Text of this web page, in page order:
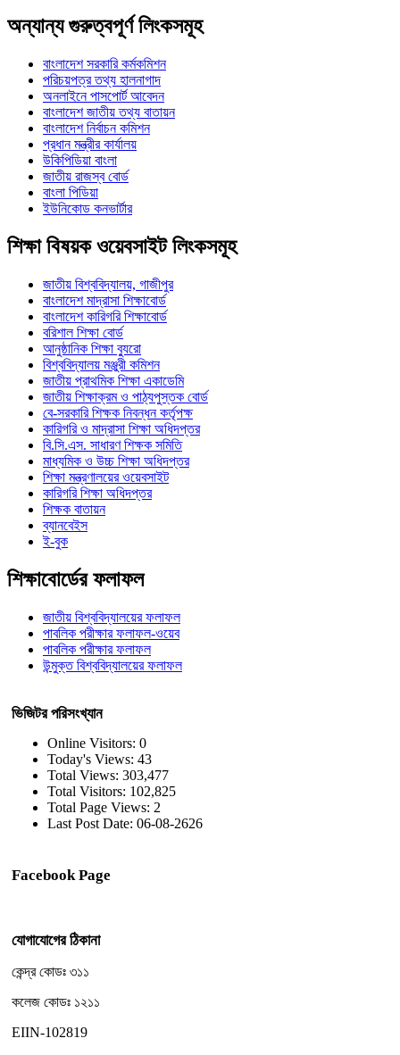
অন্যান্য গুরুত্বপূর্ণ লিংকসমূহ
বাংলাদেশ সরকারি কর্মকমিশন
পরিচয়পত্র তথ্য হালনাগাদ
অনলাইনে পাসপোর্ট আবেদন
বাংলাদেশ জাতীয় তথ্য বাতায়ন
বাংলাদেশ নির্বাচন কমিশন
প্রধান মন্ত্রীর কার্যালয়
উকিপিডিয়া বাংলা
জাতীয় রাজস্ব বোর্ড
বাংলা পিডিয়া
ইউনিকোড কনভার্টার
শিক্ষা বিষয়ক ওয়েবসাইট লিংকসমূহ
জাতীয় বিশ্ববিদ্যালয়, গাজীপুর
বাংলাদেশ মাদ্রাসা শিক্ষাবোর্ড
বাংলাদেশ কারিগরি শিক্ষাবোর্ড
বরিশাল শিক্ষা বোর্ড
আনুষ্ঠানিক শিক্ষা ব্যুরো
বিশ্ববিদ্যালয় মঞ্জুরী কমিশন
জাতীয় প্রাথমিক শিক্ষা একাডেমি
জাতীয় শিক্ষাক্রম ও পাঠ্যপুস্তক বোর্ড
বে-সরকারি শিক্ষক নিবন্ধন কর্তৃপক্ষ
কারিগরি ও মাদ্রাসা শিক্ষা অধিদপ্তর
বি.সি.এস. সাধারণ শিক্ষক সমিতি
মাধ্যমিক ও উচ্চ শিক্ষা অধিদপ্তর
শিক্ষা মন্ত্রণালয়ের ওয়েবসাইট
কারিগরি শিক্ষা অধিদপ্তর
শিক্ষক বাতায়ন
ব্যানবেইস
ই-বুক
শিক্ষাবোর্ডের ফলাফল
জাতীয় বিশ্ববিদ্যালয়ের ফলাফল
পাবলিক পরীক্ষার ফলাফল-ওয়েব
পাবলিক পরীক্ষার ফলাফল
উন্মুক্ত বিশ্ববিদ্যালয়ের ফলাফল
ভিজিটর পরিসংখ্যান
Online Visitors: 0
Today's Views: 43
Total Views: 303,477
Total Visitors: 102,825
Total Page Views: 2
Last Post Date: 06-08-2626
Facebook Page
যোগাযোগের ঠিকানা
কেন্দ্র কোডঃ ৩১১
কলেজ কোডঃ ১২১১
EIIN-102819